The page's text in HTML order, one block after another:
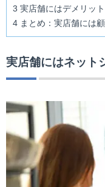
3 実店舗にはデメリッ
4 まとめ：実店舗には
実店舗にはネット